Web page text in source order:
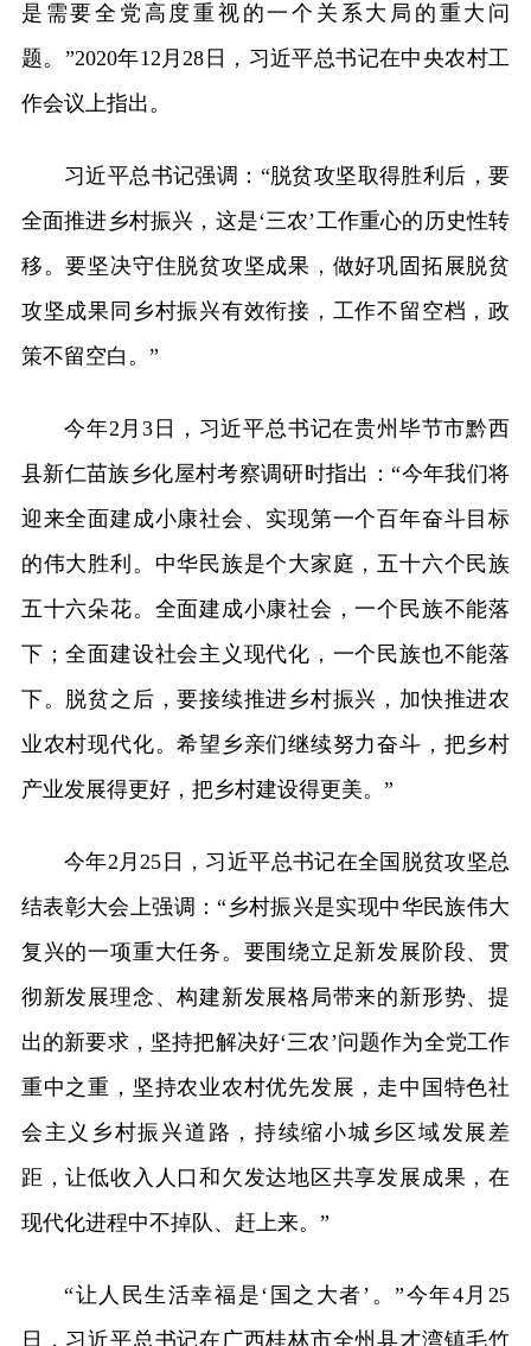
是需要全党高度重视的一个关系大局的重大问
题。”2020年12月28日，习近平总书记在中央农村工
作会议上指出。
习近平总书记强调：“脱贫攻坚取得胜利后，要
全面推进乡村振兴，这是‘三农’工作重心的历史性转
移。要坚决守住脱贫攻坚成果，做好巩固拓展脱贫
攻坚成果同乡村振兴有效衔接，工作不留空档，政
策不留空白。”
今年2月3日，习近平总书记在贵州毕节市黔西
县新仁苗族乡化屋村考察调研时指出：“今年我们将
迎来全面建成小康社会、实现第一个百年奋斗目标
的伟大胜利。中华民族是个大家庭，五十六个民族
五十六朵花。全面建成小康社会，一个民族不能落
下；全面建设社会主义现代化，一个民族也不能落
下。脱贫之后，要接续推进乡村振兴，加快推进农
业农村现代化。希望乡亲们继续努力奋斗，把乡村
产业发展得更好，把乡村建设得更美。”
今年2月25日，习近平总书记在全国脱贫攻坚总
结表彰大会上强调：“乡村振兴是实现中华民族伟大
复兴的一项重大任务。要围绕立足新发展阶段、贯
彻新发展理念、构建新发展格局带来的新形势、提
出的新要求，坚持把解决好‘三农’问题作为全党工作
重中之重，坚持农业农村优先发展，走中国特色社
会主义乡村振兴道路，持续缩小城乡区域发展差
距，让低收入人口和欠发达地区共享发展成果，在
现代化进程中不掉队、赶上来。”
“让人民生活幸福是‘国之大者’。”今年4月25
日，习近平总书记在广西桂林市全州县才湾镇毛竹